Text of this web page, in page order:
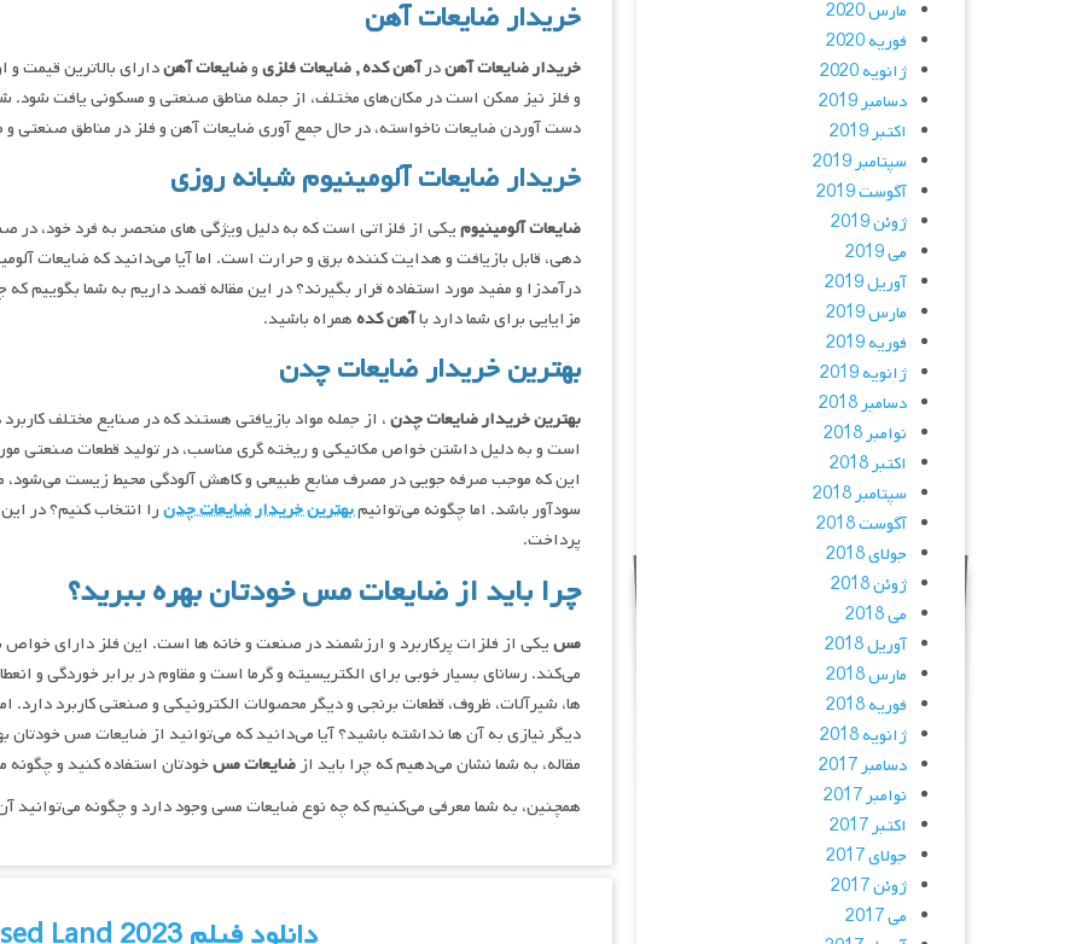
خریدار ضایعات آهن
خریدار ضایعات آهندرآهن کده , ضایعات فلزیوضایعات آهندارای بالاترین قیمت
و فلز نیز ممکن است در مکان‌های مختلف، از جمله مناطق صنعتی و مسکونی یافت شود.
دست آوردن ضایعات ناخواسته، در حال جمع آوری ضایعات آهن و فلز در مناطق صنعتی
خریدار ضایعات آلومینیوم شبانه روزی
ضایعات آلومینیومیکی از فلزاتی است که به دلیل ویژگی ‌های منحصر به فرد خود، در
‌دهی، قابل بازیافت و هدایت‌ کننده برق و حرارت است. اما آیا می‌دانید که ضایعات
درآمدزا و مفید مورد استفاده قرار بگیرند؟ در این مقاله قصد داریم به شما بگوییم که
مزایایی برای شما دارد باآهن کدههمراه باشید.
بهترین خریدار ضایعات چدن
بهترین خریدار ضایعات چدن، از جمله مواد بازیافتی هستند که در صنایع مختلف
است و به دلیل داشتن خواص مکانیکی و ریخته ‌گری مناسب، در تولید قطعات صنعتی
این که موجب صرفه‌ جویی در مصرف منابع طبیعی و کاهش آلودگی محیط زیست می‌شود،
سودآور باشد. اما چگونه می‌توانیمبهترین خریدار ضایعات چدنرا انتخاب کنیم؟ در
پرداخت.
چرا باید از ضایعات مس خودتان بهره ببرید؟
مسیکی از فلزات پرکاربرد و ارزشمند در صنعت و خانه ‌ها است. این فلز دارای
می‌کند. رسانای بسیار خوبی برای الکتریسیته و گرما است و مقاوم در برابر خوردگی و
‌ها، شیرآلات، ظروف، قطعات برنجی و دیگر محصولات الکترونیکی و صنعتی کاربرد دارد.
دیگر نیازی به آن ‌ها نداشته باشید؟ آیا می‌دانید که می‌توانید از ضایعات مس
مقاله، به شما نشان می‌دهیم که چرا باید ازضایعات مسخودتان استفاده کنید و چگونه
همچنین، به شما معرفی می‌کنیم که چه نوع ضایعات مسی وجود دارد و چگونه می‌توانید
دانلود فیلم The Promised Land 2023
مارس 2020
فوریه 2020
ژانویه 2020
دسامبر 2019
اکتبر 2019
سپتامبر 2019
آگوست 2019
ژوئن 2019
می 2019
آوریل 2019
مارس 2019
فوریه 2019
ژانویه 2019
دسامبر 2018
نوامبر 2018
اکتبر 2018
سپتامبر 2018
آگوست 2018
جولای 2018
ژوئن 2018
می 2018
آوریل 2018
مارس 2018
فوریه 2018
ژانویه 2018
دسامبر 2017
نوامبر 2017
اکتبر 2017
جولای 2017
ژوئن 2017
می 2017